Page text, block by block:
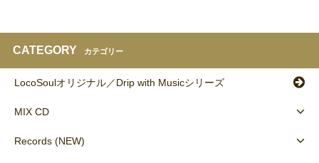
CATEGORY カテゴリー
LocoSoulオリジナル／Drip with Musicシリーズ
MIX CD
Records (NEW)